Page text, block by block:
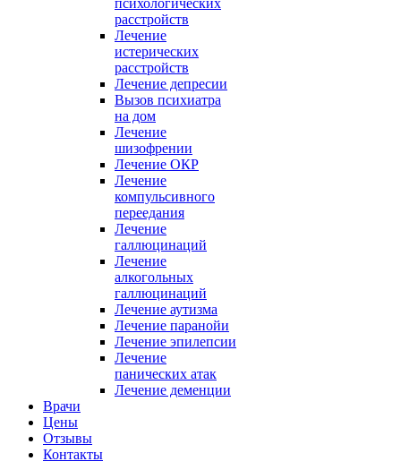
психологических
расстройств
Лечение
истерических
расстройств
Лечение депресии
Вызов психиатра
на дом
Лечение
шизофрении
Лечение ОКР
Лечение
компульсивного
переедания
Лечение
галлюцинаций
Лечение
алкогольных
галлюцинаций
Лечение аутизма
Лечение паранойи
Лечение эпилепсии
Лечение
панических атак
Лечение деменции
Врачи
Цены
Отзывы
Контакты